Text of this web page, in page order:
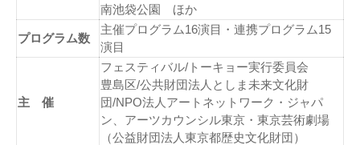
南池袋公園 ほか
プログラム数
主催プログラム16演目・連携プログラム15
演目
主 催
フェスティバル/トーキョー実行委員会
豊島区/公共財団法人としま未来文化財
団/NPO法人アートネットワーク・ジャパ
ン、アーツカウンシル東京・東京芸術劇場
（公益財団法人東京都歴史文化財団）